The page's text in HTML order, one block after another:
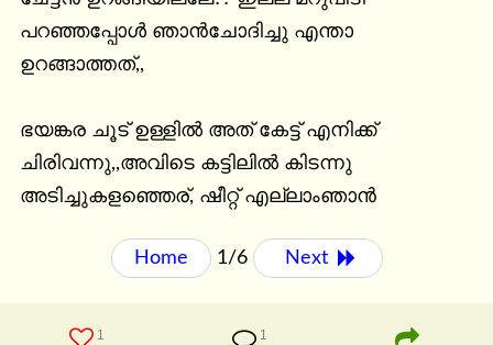
പറഞ്ഞപ്പോള്‍ ഞാന്‍ചോദിച്ചു എന്താ
ഉറങ്ങാത്തത്,,
ഭയങ്കര ചൂട് ഉള്ളില്‍ അത് കേട്ട് എനിക്ക്
ചിരിവന്നു,,അവിടെ കട്ടിലില്‍ കിടന്നു
അടിച്ചുകളഞ്ഞെര്, ഷീറ്റ് എല്ലാംഞാന്‍
Home 1/6 Next
1 1